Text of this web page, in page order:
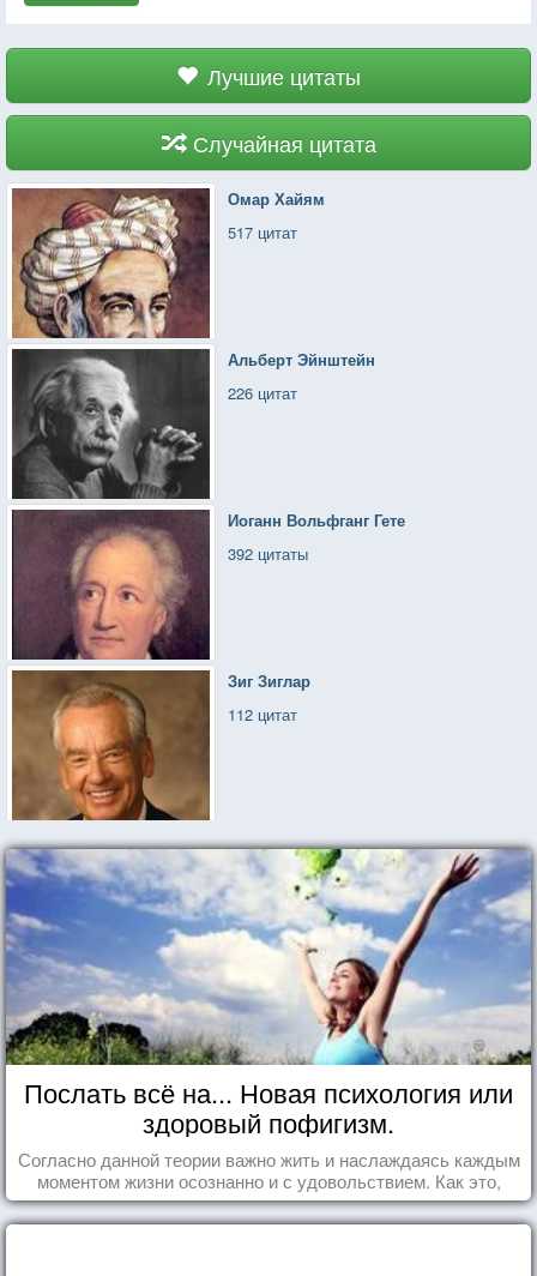
Лучшие цитаты
Случайная цитата
Омар Хайям
517 цитат
Альберт Эйнштейн
226 цитат
Иоганн Вольфганг Гете
392 цитаты
Зиг Зиглар
112 цитат
Послать всё на... Новая психология или
здоровый пофигизм.
Согласно данной теории важно жить и наслаждаясь каждым
моментом жизни осознанно и с удовольствием. Как это,
попробуем разобраться на реальных примерах.